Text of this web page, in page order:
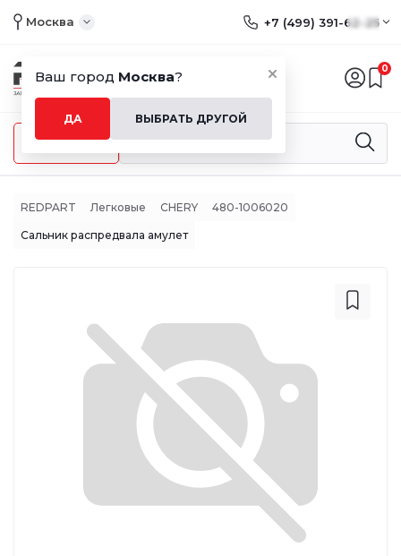
Ваш город Москва?
ДА ВЫБРАТЬ ДРУГОЙ
Москва +7 (499) 391-62-25
0
Меню
REDPART Легковые CHERY 480-1006020
Сальник распредвала амулет